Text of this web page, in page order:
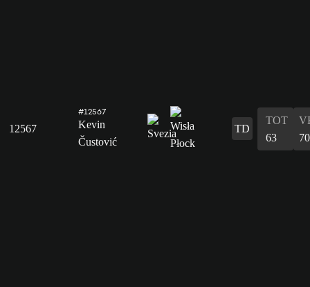
12567
#12567
Kevin
Čustović
TD
TOT
63
70